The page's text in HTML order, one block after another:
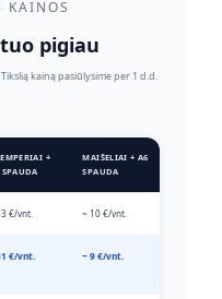
KAINOS
pigiau
kainą pasiūlysime per 1 d.d.
+
SPAUDA
MAIŠELIAI + A6
SPAUDA
€/vnt. ~ 10 €/vnt.
€/vnt. ~ 9 €/vnt.